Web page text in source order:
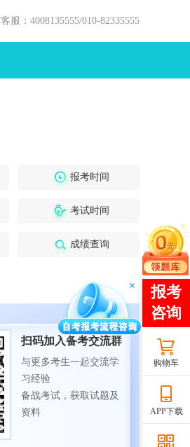
服：4008135555/010-82335555
报考时间
考试时间
成绩查询
扫码加入备考交流群
与更多考生一起交流学
习经验
备战考试，获取试题及
资料
购物车
APP下载